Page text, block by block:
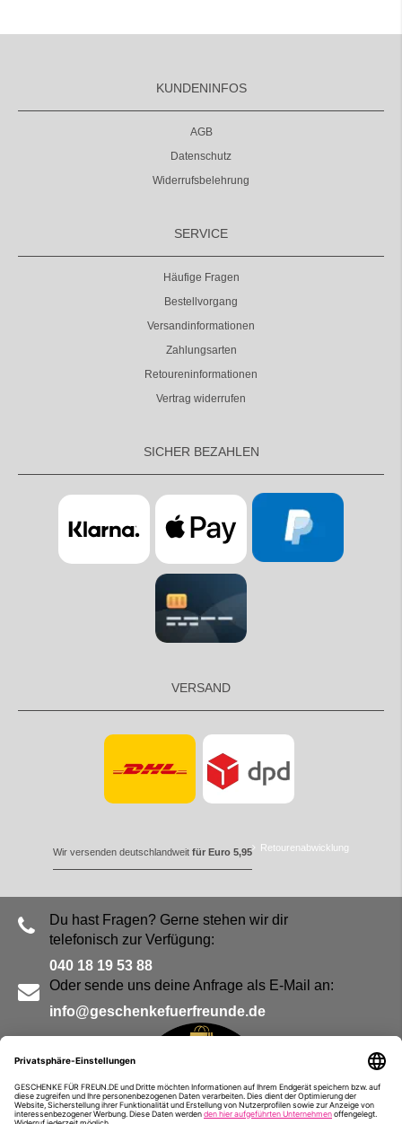
KUNDENINFOS
AGB
Datenschutz
Widerrufsbelehrung
SERVICE
Häufige Fragen
Bestellvorgang
Versandinformationen
Zahlungsarten
Retoureninformationen
Vertrag widerrufen
SICHER BEZAHLEN
VERSAND
Wir versenden deutschlandweit für Euro 5,95 Retourenabwicklung
Du hast Fragen? Gerne stehen wir dir
telefonisch zur Verfügung:
040 18 19 53 88
Oder sende uns deine Anfrage als E-Mail an:
info@geschenkefuerfreunde.de